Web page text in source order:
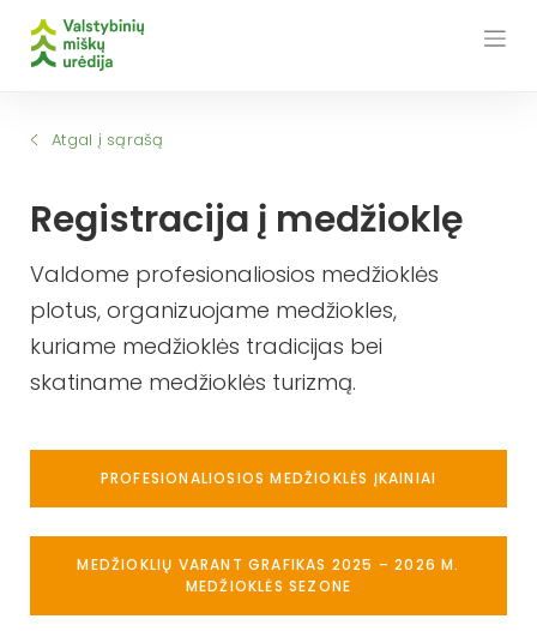
Atgal į sąrašą
Registracija į medžioklę
Valdome profesionaliosios medžioklės
plotus, organizuojame medžiokles,
kuriame medžioklės tradicijas bei
skatiname medžioklės turizmą.
PROFESIONALIOSIOS MEDŽIOKLĖS ĮKAINIAI
MEDŽIOKLIŲ VARANT GRAFIKAS 2025 – 2026 M.
MEDŽIOKLĖS SEZONE